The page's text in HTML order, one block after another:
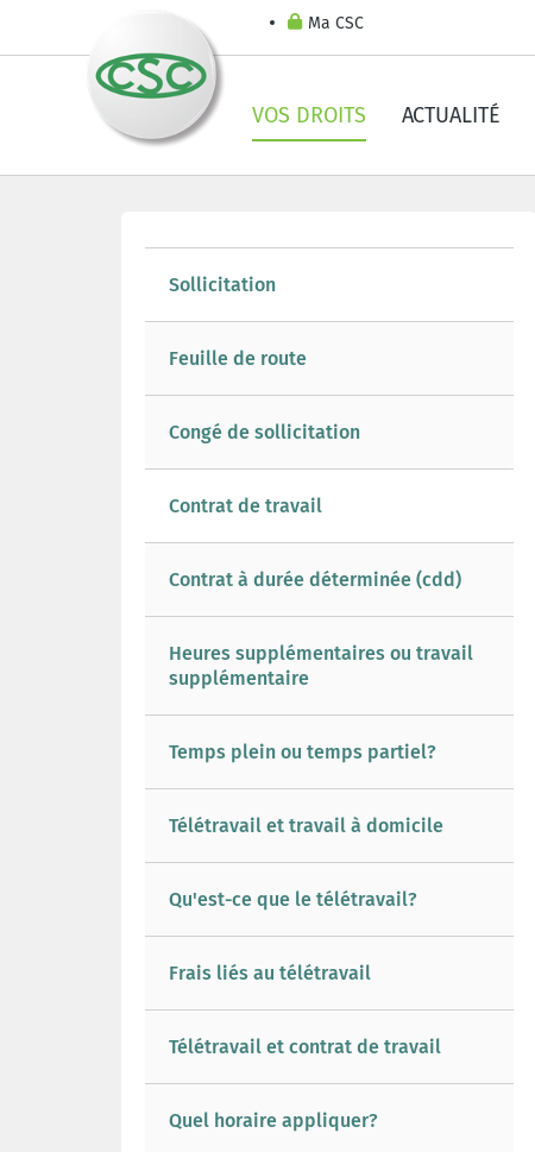
Ma CSC
VOS DROITS ACTUALITÉ
Sollicitation
Feuille de route
Congé de sollicitation
Contrat de travail
Contrat à durée déterminée (cdd)
Heures supplémentaires ou travail
supplémentaire
Temps plein ou temps partiel?
Télétravail et travail à domicile
Qu'est-ce que le télétravail?
Frais liés au télétravail
Télétravail et contrat de travail
Quel horaire appliquer?